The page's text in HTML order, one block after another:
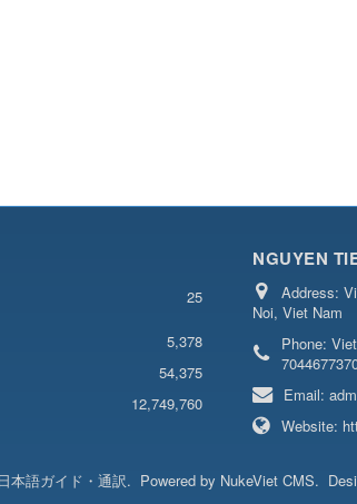
25
5,378
54,375
12,749,760
NGUYEN
Address:
Noi, Viet Nam
Phone:
Email:
Website:
本語ガイド・通訳. Powered by NukeViet CMS.